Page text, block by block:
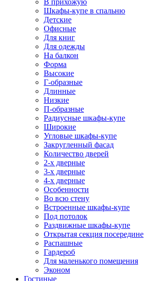
В прихожую
Шкафы-купе в спальню
Детские
Офисные
Для книг
Для одежды
На балкон
Форма
Высокие
Г-образные
Длинные
Низкие
П-образные
Радиусные шкафы-купе
Широкие
Угловые шкафы-купе
Закругленный фасад
Количество дверей
2-х дверные
3-х дверные
4-х дверные
Особенности
Во всю стену
Встроенные шкафы-купе
Под потолок
Раздвижные шкафы-купе
Открытая секция посередине
Распашные
Гардероб
Для маленького помещения
Эконом
Гостиные